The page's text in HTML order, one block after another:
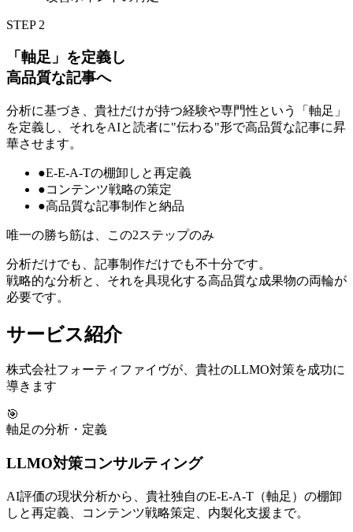
STEP 2
「軸足」を定義し
高品質な記事へ
分析に基づき、貴社だけが持つ経験や専門性という「軸足」
を定義し、それをAIと読者に"伝わる"形で高品質な記事に昇
華させます。
●E-E-A-Tの棚卸しと再定義
●コンテンツ戦略の策定
●高品質な記事制作と納品
唯一の勝ち筋は、この2ステップのみ
分析だけでも、記事制作だけでも不十分です。
戦略的な分析と、それを具現化する高品質な成果物の両輪が
必要です。
サービス紹介
株式会社フォーティファイヴが、貴社のLLMO対策を成功に
導きます
🎯
軸足の分析・定義
LLMO対策コンサルティング
AI評価の現状分析から、貴社独自のE-E-A-T（軸足）の棚卸
しと再定義、コンテンツ戦略策定、内製化支援まで。